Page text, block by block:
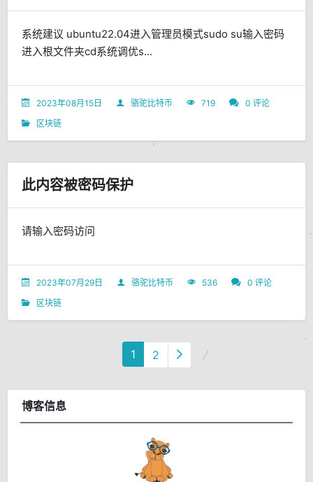
系统建议 ubuntu22.04进入管理员模式sudo su输入密码
进入根文件夹cd系统调优s...
2023年08月15日 骆驼比特币 719
0 评论
区块链
此内容被密码保护
请输入密码访问
2023年07月29日 骆驼比特币 536
0 评论
区块链
1 2
博客信息